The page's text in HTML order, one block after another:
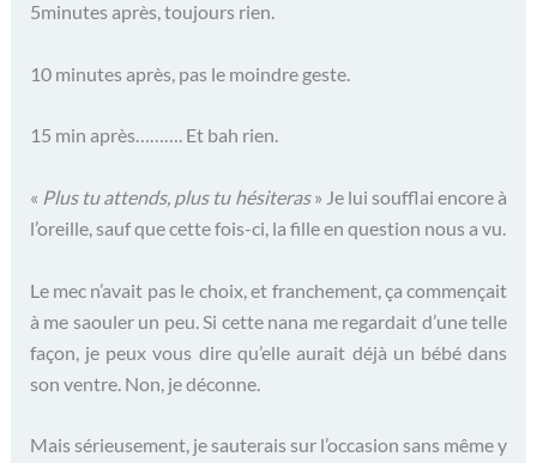
5minutes après, toujours rien.
10 minutes après, pas le moindre geste.
15 min après………. Et bah rien.
« Plus tu attends, plus tu hésiteras» Je lui soufflai encore à
l’oreille, sauf que cette fois-ci, la fille en question nous a vu.
Le mec n’avait pas le choix, et franchement, ça commençait
à me saouler un peu. Si cette nana me regardait d’une telle
façon, je peux vous dire qu’elle aurait déjà un bébé dans
son ventre. Non, je déconne.
Mais sérieusement, je sauterais sur l’occasion sans même y